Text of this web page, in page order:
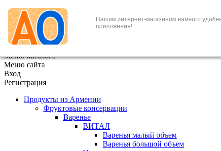
Нашим интернет-магазином намного
приложения!
+7 (495) 646-888-1
В корзине 0 товаров
Меню каталога
Меню сайта
Вход
Регистрация
Продукты из Армении
Фруктовые консервации
Варенье
ВИТАЛ
Варенья малый объем
Варенья большой объем